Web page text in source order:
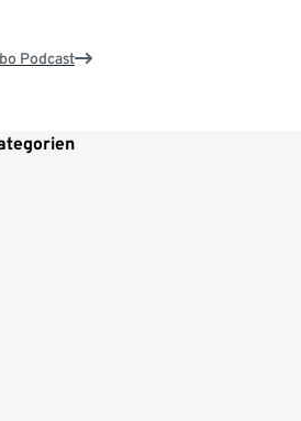
Podcast